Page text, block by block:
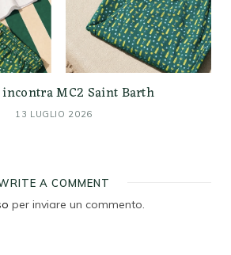
MC2 Saint Barth
13 LUGLIO 2026
A COMMENT
per inviare un commento.